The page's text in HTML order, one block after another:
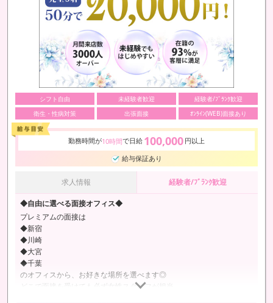
シフト自由 未経験者歓迎
経験者/ﾌﾞﾗﾝｸ歓迎
衛生・性病対策
出張面接 ｵﾝﾗｲﾝ(WEB)面接あり
勤務時間が10時間で日給 100,000 円以上
給与保証あり
求人情報 経験者/ﾌﾞﾗﾝｸ歓迎
◆自由に選べる面接オフィス◆
プレミアムの面接は
◆新宿
◆川崎
◆大宮
◆千葉
のオフィスから、お好きな場所を選べます◎
どこで面接を受けても必ず女性スタッフが担当